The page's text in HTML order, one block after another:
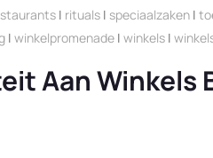
| rituals | speciaalzaken |
| winkelpromenade | winkels |
Aan Winkels